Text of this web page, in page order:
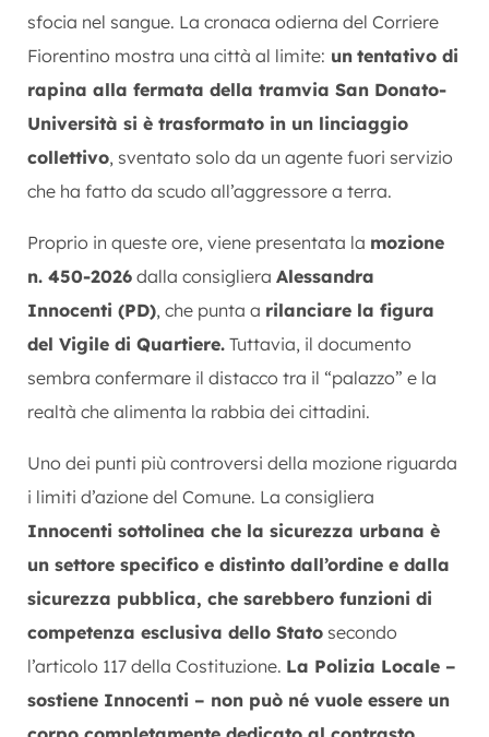
sfocia nel sangue. La cronaca odierna del Corriere
Fiorentino mostra una città al limite: un tentativo di
rapina alla fermata della tramvia San Donato-
Università si è trasformato in un linciaggio
collettivo, sventato solo da un agente fuori servizio
che ha fatto da scudo all’aggressore a terra.
Proprio in queste ore, viene presentata la mozione
n. 450-2026 dalla consigliera Alessandra
Innocenti (PD), che punta a rilanciare la figura
del Vigile di Quartiere. Tuttavia, il documento
sembra confermare il distacco tra il “palazzo” e la
realtà che alimenta la rabbia dei cittadini.
Uno dei punti più controversi della mozione riguarda
i limiti d’azione del Comune. La consigliera
Innocenti sottolinea che la sicurezza urbana è
un settore specifico e distinto dall’ordine e dalla
sicurezza pubblica, che sarebbero funzioni di
competenza esclusiva dello Stato secondo
l’articolo 117 della Costituzione. La Polizia Locale –
sostiene Innocenti – non può né vuole essere un